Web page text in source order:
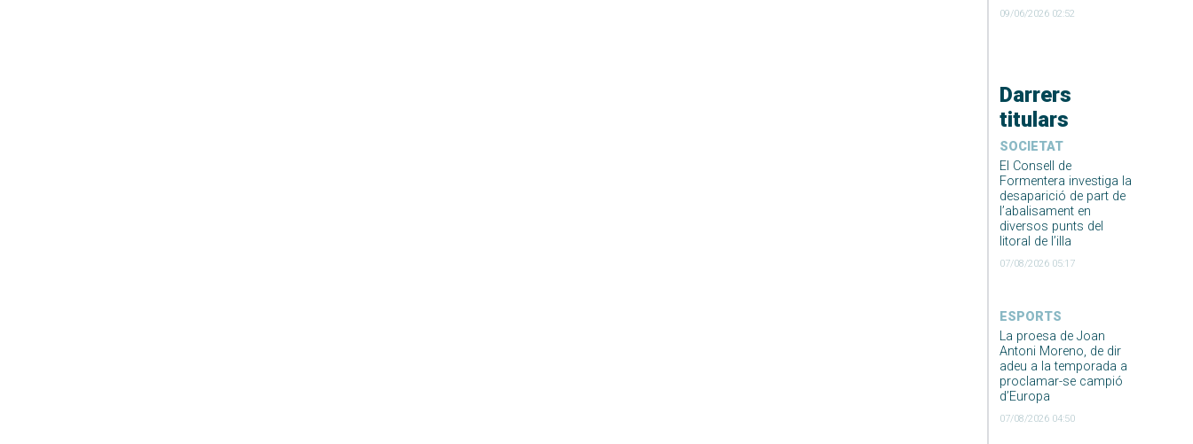
09/06/2026 02:52
Darrers
titulars
SOCIETAT
El Consell de
Formentera investiga la
desaparició de part de
l’abalisament en
diversos punts del
litoral de l’illa
07/08/2026 05:17
ESPORTS
La proesa de Joan
Antoni Moreno, de dir
adeu a la temporada a
proclamar-se campió
d’Europa
07/08/2026 04:50